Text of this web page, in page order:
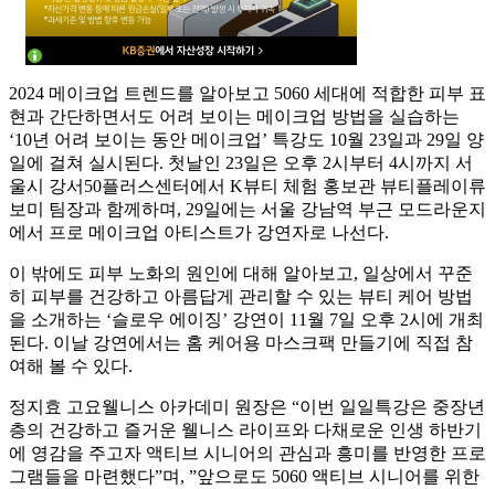
2024 메이크업 트렌드를 알아보고 5060 세대에 적합한 피부 표
현과 간단하면서도 어려 보이는 메이크업 방법을 실습하는
‘10년 어려 보이는 동안 메이크업’ 특강도 10월 23일과 29일 양
일에 걸쳐 실시된다. 첫날인 23일은 오후 2시부터 4시까지 서
울시 강서50플러스센터에서 K뷰티 체험 홍보관 뷰티플레이류
보미 팀장과 함께하며, 29일에는 서울 강남역 부근 모드라운지
에서 프로 메이크업 아티스트가 강연자로 나선다.
이 밖에도 피부 노화의 원인에 대해 알아보고, 일상에서 꾸준
히 피부를 건강하고 아름답게 관리할 수 있는 뷰티 케어 방법
을 소개하는 ‘슬로우 에이징’ 강연이 11월 7일 오후 2시에 개최
된다. 이날 강연에서는 홈 케어용 마스크팩 만들기에 직접 참
여해 볼 수 있다.
정지효 고요웰니스 아카데미 원장은 “이번 일일특강은 중장년
층의 건강하고 즐거운 웰니스 라이프와 다채로운 인생 하반기
에 영감을 주고자 액티브 시니어의 관심과 흥미를 반영한 프로
그램들을 마련했다”며, ”앞으로도 5060 액티브 시니어를 위한